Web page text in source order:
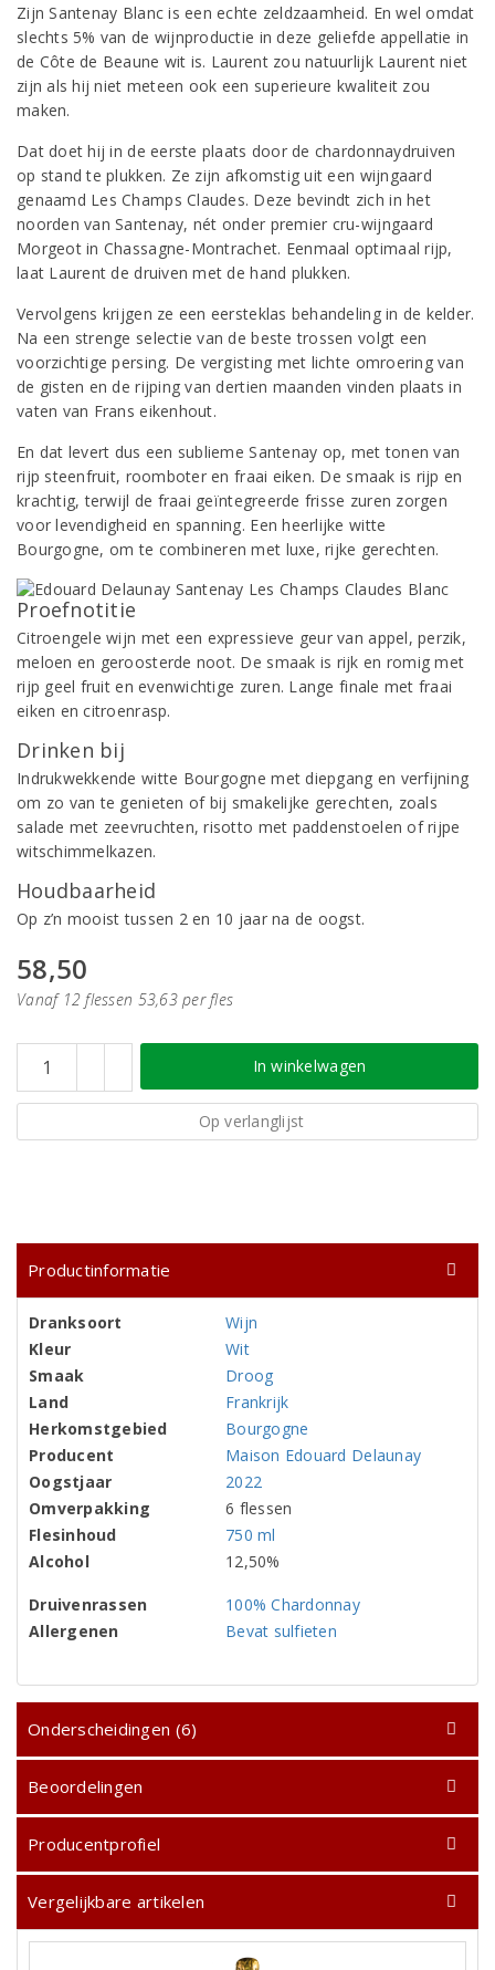
Zijn Santenay Blanc is een echte zeldzaamheid. En wel omdat
slechts 5% van de wijnproductie in deze geliefde appellatie in
de Côte de Beaune wit is. Laurent zou natuurlijk Laurent niet
zijn als hij niet meteen ook een superieure kwaliteit zou
maken.
Dat doet hij in de eerste plaats door de chardonnaydruiven
op stand te plukken. Ze zijn afkomstig uit een wijngaard
genaamd Les Champs Claudes. Deze bevindt zich in het
noorden van Santenay, nét onder premier cru-wijngaard
Morgeot in Chassagne-Montrachet. Eenmaal optimaal rijp,
laat Laurent de druiven met de hand plukken.
Vervolgens krijgen ze een eersteklas behandeling in de kelder.
Na een strenge selectie van de beste trossen volgt een
voorzichtige persing. De vergisting met lichte omroering van
de gisten en de rijping van dertien maanden vinden plaats in
vaten van Frans eikenhout.
En dat levert dus een sublieme Santenay op, met tonen van
rijp steenfruit, roomboter en fraai eiken. De smaak is rijp en
krachtig, terwijl de fraai geïntegreerde frisse zuren zorgen
voor levendigheid en spanning. Een heerlijke witte
Bourgogne, om te combineren met luxe, rijke gerechten.
Proefnotitie
Citroengele wijn met een expressieve geur van appel, perzik,
meloen en geroosterde noot. De smaak is rijk en romig met
rijp geel fruit en evenwichtige zuren. Lange finale met fraai
eiken en citroenrasp.
Drinken bij
Indrukwekkende witte Bourgogne met diepgang en verfijning
om zo van te genieten of bij smakelijke gerechten, zoals
salade met zeevruchten, risotto met paddenstoelen of rijpe
witschimmelkazen.
Houdbaarheid
Op z’n mooist tussen 2 en 10 jaar na de oogst.
58,50
Vanaf 12 flessen 53,63 per fles
In winkelwagen
Op verlanglijst
Productinformatie
Dranksoort
Wijn
Kleur
Wit
Smaak
Droog
Land
Frankrijk
Herkomstgebied
Bourgogne
Producent
Maison Edouard Delaunay
Oogstjaar
2022
Omverpakking
6 flessen
Flesinhoud
750 ml
Alcohol
12,50%
Druivenrassen
100% Chardonnay
Allergenen
Bevat sulfieten
Onderscheidingen (6)
Beoordelingen
Producentprofiel
Vergelijkbare artikelen